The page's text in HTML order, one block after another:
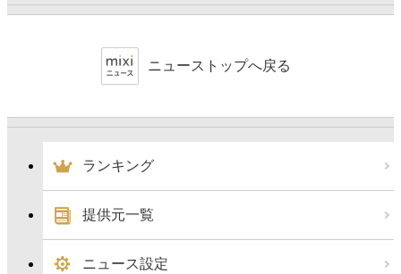
ニューストップへ戻る
ランキング
提供元一覧
ニュース設定